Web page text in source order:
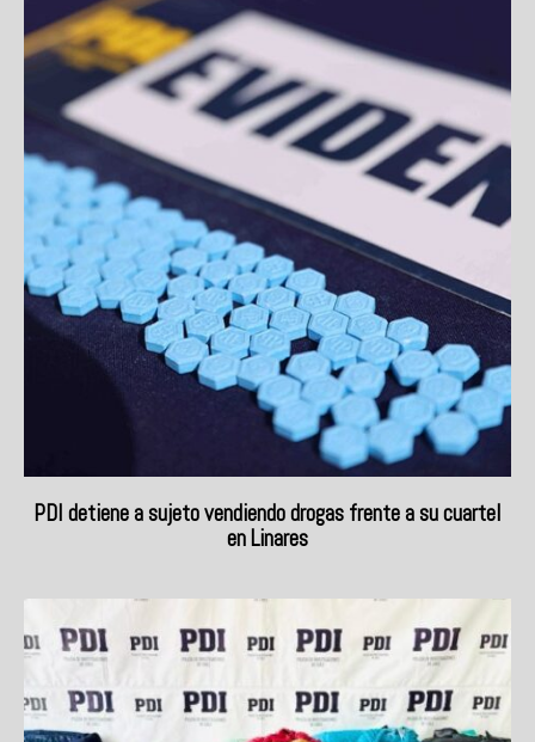
PDI detiene a sujeto vendiendo drogas frente a su cuartel
en Linares